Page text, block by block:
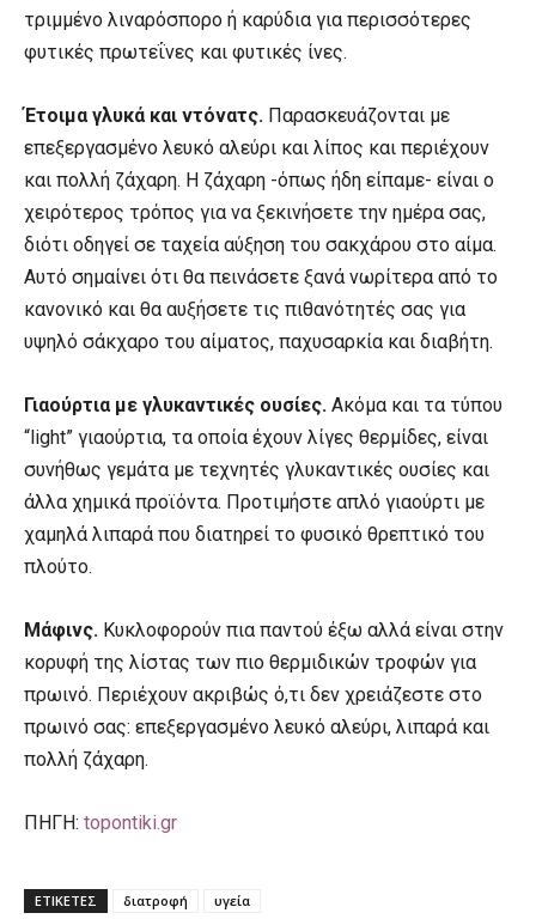
τριμμένο λιναρόσπορο ή καρύδια για περισσότερες
φυτικές πρωτεΐνες και φυτικές ίνες.
Έτοιμα γλυκά και ντόνατς. Παρασκευάζονται με
επεξεργασμένο λευκό αλεύρι και λίπος και περιέχουν
και πολλή ζάχαρη. Η ζάχαρη -όπως ήδη είπαμε- είναι ο
χειρότερος τρόπος για να ξεκινήσετε την ημέρα σας,
διότι οδηγεί σε ταχεία αύξηση του σακχάρου στο αίμα.
Αυτό σημαίνει ότι θα πεινάσετε ξανά νωρίτερα από το
κανονικό και θα αυξήσετε τις πιθανότητές σας για
υψηλό σάκχαρο του αίματος, παχυσαρκία και διαβήτη.
Γιαούρτια με γλυκαντικές ουσίες. Ακόμα και τα τύπου
“light” γιαούρτια, τα οποία έχουν λίγες θερμίδες, είναι
συνήθως γεμάτα με τεχνητές γλυκαντικές ουσίες και
άλλα χημικά προϊόντα. Προτιμήστε απλό γιαούρτι με
χαμηλά λιπαρά που διατηρεί το φυσικό θρεπτικό του
πλούτο.
Μάφινς. Κυκλοφορούν πια παντού έξω αλλά είναι στην
κορυφή της λίστας των πιο θερμιδικών τροφών για
πρωινό. Περιέχουν ακριβώς ό,τι δεν χρειάζεστε στο
πρωινό σας: επεξεργασμένο λευκό αλεύρι, λιπαρά και
πολλή ζάχαρη.
ΠΗΓΗ: topontiki.gr
ΕΤΙΚΕΤΕΣ διατροφή υγεία